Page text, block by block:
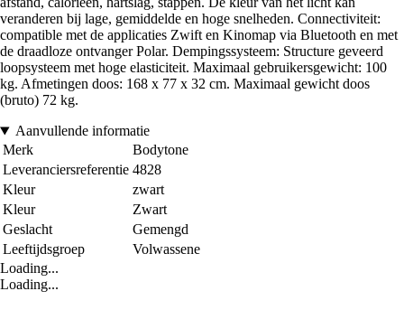
veranderen bij lage, gemiddelde en hoge snelheden. Connectiviteit:
compatible met de applicaties Zwift en Kinomap via Bluetooth en met
de draadloze ontvanger Polar. Dempingssysteem: Structure geveerd
loopsysteem met hoge elasticiteit. Maximaal gebruikersgewicht: 100
kg. Afmetingen doos: 168 x 77 x 32 cm. Maximaal gewicht doos
(bruto) 72 kg.
Aanvullende informatie
Merk
Bodytone
Leveranciersreferentie 4828
Kleur
zwart
Kleur
Zwart
Geslacht
Gemengd
Leeftijdsgroep
Volwassene
Loading...
Loading...